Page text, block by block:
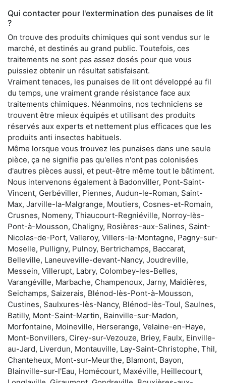
Qui contacter pour l'extermination des punaises de lit
?
On trouve des produits chimiques qui sont vendus sur le
marché, et destinés au grand public. Toutefois, ces
traitements ne sont pas assez dosés pour que vous
puissiez obtenir un résultat satisfaisant.
Vraiment tenaces, les punaises de lit ont développé au fil
du temps, une vraiment grande résistance face aux
traitements chimiques. Néanmoins, nos techniciens se
trouvent être mieux équipés et utilisant des produits
réservés aux experts et nettement plus efficaces que les
produits anti insectes habituels.
Même lorsque vous trouvez les punaises dans une seule
pièce, ça ne signifie pas qu'elles n'ont pas colonisées
d'autres pièces aussi, et peut-être même tout le bâtiment.
Nous intervenons également à Badonviller, Pont-Saint-
Vincent, Gerbéviller, Piennes, Audun-le-Roman, Saint-
Max, Jarville-la-Malgrange, Moutiers, Cosnes-et-Romain,
Crusnes, Nomeny, Thiaucourt-Regniéville, Norroy-lès-
Pont-à-Mousson, Chaligny, Rosières-aux-Salines, Saint-
Nicolas-de-Port, Valleroy, Villers-la-Montagne, Pagny-sur-
Moselle, Pulligny, Pulnoy, Bertrichamps, Baccarat,
Belleville, Laneuveville-devant-Nancy, Joudreville,
Messein, Villerupt, Labry, Colombey-les-Belles,
Varangéville, Marbache, Champenoux, Jarny, Maidières,
Seichamps, Saizerais, Blénod-lès-Pont-à-Mousson,
Custines, Saulxures-lès-Nancy, Blénod-lès-Toul, Saulnes,
Batilly, Mont-Saint-Martin, Bainville-sur-Madon,
Morfontaine, Moineville, Herserange, Velaine-en-Haye,
Mont-Bonvillers, Cirey-sur-Vezouze, Briey, Faulx, Einville-
au-Jard, Liverdun, Montauville, Lay-Saint-Christophe, Thil,
Chanteheux, Mont-sur-Meurthe, Blamont, Bayon,
Blainville-sur-l'Eau, Homécourt, Maxéville, Heillecourt,